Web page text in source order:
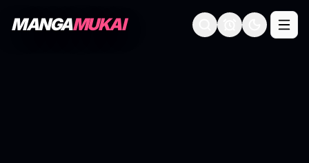
MANGAMUKAI